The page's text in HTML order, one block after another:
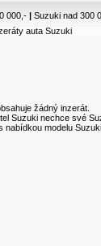
000,- | Suzuki nad 300
auta Suzuki
žádný inzerát.
Suzuki nechce své
modelu Suzuki